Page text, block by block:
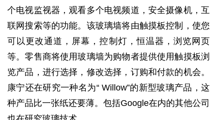
个电视监视器，观看多个电视频道，安全摄像机，互
联网搜索等的功能。该玻璃墙将由触摸板控制，使您
可以更改通道，屏幕，控制灯，恒温器，浏览网页
等。零售商将使用玻璃墙为购物者提供使用触摸板浏
览产品，进行选择，修改选择，订购和付款的机会。
康宁还在研究一种名为“ Willow”的新型玻璃产品，这
种产品比一张纸还要薄。包括Google在内的其他公司